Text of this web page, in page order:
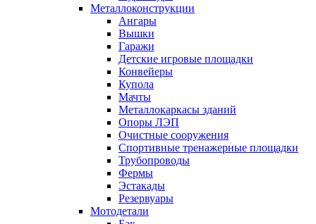
Металлоконструкции
Ангары
Вышки
Гаражи
Детские игровые площадки
Конвейеры
Купола
Мачты
Металлокаркасы зданий
Опоры ЛЭП
Очистные сооружения
Спортивные тренажерные площадки
Трубопроводы
Фермы
Эстакады
Резервуары
Мотодетали